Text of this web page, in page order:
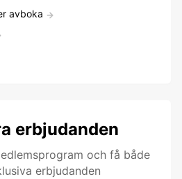
avboka
erbjudanden
och få både
erbjudanden